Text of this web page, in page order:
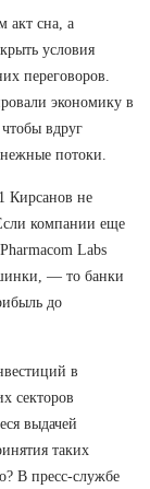
акт сна, а
условия
переговоров.
экономику в
вдруг
потоки.
Кирсанов не
компании еще
Labs
— то банки
до
в
секторов
выдачей
таких
В пресс-службе